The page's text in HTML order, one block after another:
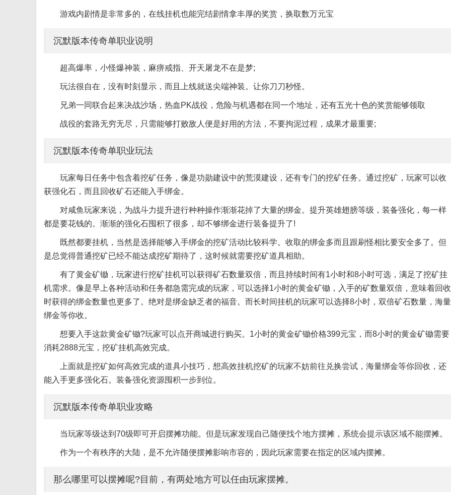
游戏内剧情是非常多的，在线挂机也能完结剧情拿丰厚的奖赏，换取数万元宝
沉默版本传奇单职业说明
超高爆率，小怪爆神装，麻痹戒指、开天屠龙不在是梦;
玩法很自在，没有时刻显示，而且上线就送尖端神装。让你刀刀秒怪。
兄弟一同联合起来决战沙场，热血PK战役，危险与机遇都在同一个地址，还有五光十色的奖赏能够领取
战役的套路无穷无尽，只需能够打败敌人便是好用的方法，不要拘泥过程，成果才最重要;
沉默版本传奇单职业玩法
玩家每日任务中包含着挖矿任务，像是功勋建设中的荒漠建设，还有专门的挖矿任务。通过挖矿，玩家可以收
获强化石，而且回收矿石还能入手绑金。
对咸鱼玩家来说，为战斗力提升进行种种操作渐渐花掉了大量的绑金。提升英雄翅膀等级，装备强化，每一样
都是要花钱的。渐渐的强化石囤积了很多，却不够绑金进行装备提升了!
既然都要挂机，当然是选择能够入手绑金的挖矿活动比较科学。收取的绑金多而且跟刷怪相比要安全多了。但
是总觉得普通挖矿已经不能达成挖矿期待了，这时候就需要挖矿道具相助。
有了黄金矿锄，玩家进行挖矿挂机可以获得矿石数量双倍，而且持续时间有1小时和8小时可选，满足了挖矿挂
机需求。像是早上各种活动和任务都急需完成的玩家，可以选择1小时的黄金矿锄，入手的矿数量双倍，意味着回收
时获得的绑金数量也更多了。绝对是绑金缺乏者的福音。而长时间挂机的玩家可以选择8小时，双倍矿石数量，海量
绑金等你收。
想要入手这款黄金矿锄?玩家可以点开商城进行购买。1小时的黄金矿锄价格399元宝，而8小时的黄金矿锄需要
消耗2888元宝，挖矿挂机高效完成。
上面就是挖矿如何高效完成的道具小技巧，想高效挂机挖矿的玩家不妨前往兑换尝试，海量绑金等你回收，还
能入手更多强化石。装备强化资源囤积一步到位。
沉默版本传奇单职业攻略
当玩家等级达到70级即可开启摆摊功能。但是玩家发现自己随便找个地方摆摊，系统会提示该区域不能摆摊。
作为一个有秩序的大陆，是不允许随便摆摊影响市容的，因此玩家需要在指定的区域内摆摊。
那么哪里可以摆摊呢?目前，有两处地方可以任由玩家摆摊。